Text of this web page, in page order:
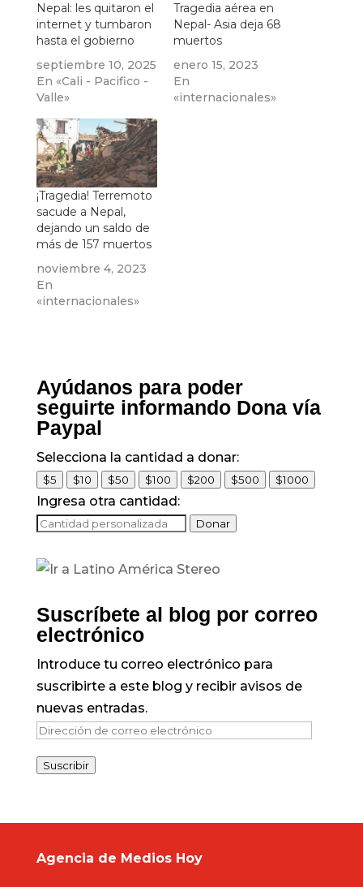
Nepal: les quitaron el
internet y tumbaron
hasta el gobierno
septiembre 10, 2025
En «Cali - Pacifico -
Valle»
Tragedia aérea en
Nepal- Asia deja 68
muertos
enero 15, 2023
En
«internacionales»
¡Tragedia! Terremoto
sacude a Nepal,
dejando un saldo de
más de 157 muertos
noviembre 4, 2023
En
«internacionales»
Ayúdanos para poder
seguirte informando Dona vía
Paypal
Selecciona la cantidad a donar:
$5 $10 $50 $100 $200 $500 $1000
Ingresa otra cantidad:
Donar
Suscríbete al blog por correo
electrónico
Introduce tu correo electrónico para
suscribirte a este blog y recibir avisos de
nuevas entradas.
Dirección
correo
Suscribir
Agencia de Medios Hoy